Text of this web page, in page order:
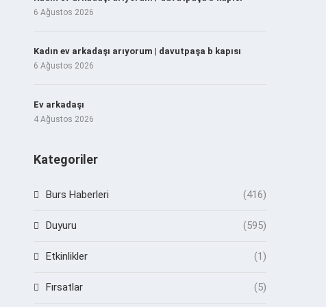
6 Ağustos 2026
Kadın ev arkadaşı arıyorum | davutpaşa b kapısı
6 Ağustos 2026
Ev arkadaşı
4 Ağustos 2026
Kategoriler
Burs Haberleri (416)
Duyuru (595)
Etkinlikler (1)
Fırsatlar (5)